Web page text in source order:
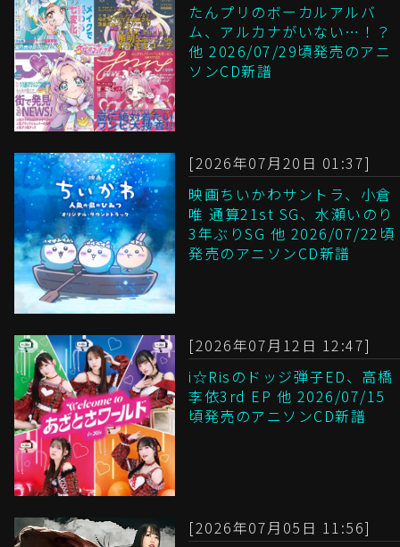
たんプリのボーカルアルバ
ム、アルカナがいない…！？
他 2026/07/29頃発売のアニ
ソンCD新譜
[2026年07月20日 01:37]
映画ちいかわサントラ、小倉
唯 通算21st SG、水瀬いのり
3年ぶりSG 他 2026/07/22頃
発売のアニソンCD新譜
[2026年07月12日 12:47]
i☆Risのドッジ弾子ED、高橋
李依3rd EP 他 2026/07/15
頃発売のアニソンCD新譜
[2026年07月05日 11:56]